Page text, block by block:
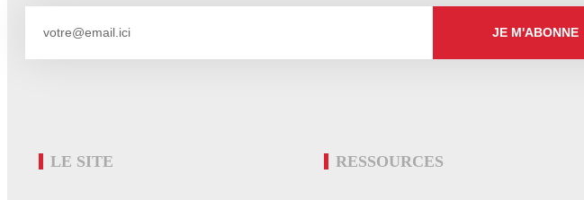
JE M'ABONNE
LE SITE RESSOURCES